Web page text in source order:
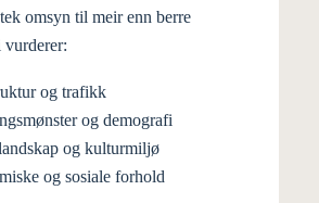
avsett til framtidig
rette for bustadfortetting,
mogleg framtidig skule, med kort
på Frekhaug. Plangrepet
interne samband for mjuke
omsyn til meir enn berre
og trafikk
og demografi
og kulturmiljø
og sosiale forhold